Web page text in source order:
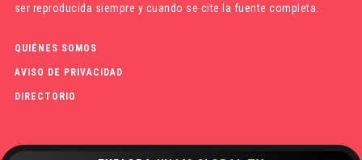
ser reproducida siempre y cuando se cite la fuente completa.
QUIÉNES SOMOS
AVISO DE PRIVACIDAD
DIRECTORIO